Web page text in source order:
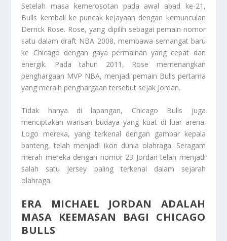
Setelah masa kemerosotan pada awal abad ke-21,
Bulls kembali ke puncak kejayaan dengan kemunculan
Derrick Rose. Rose, yang dipilih sebagai pemain nomor
satu dalam draft NBA 2008, membawa semangat baru
ke Chicago dengan gaya permainan yang cepat dan
energik. Pada tahun 2011, Rose memenangkan
penghargaan MVP NBA, menjadi pemain Bulls pertama
yang meraih penghargaan tersebut sejak Jordan.
Tidak hanya di lapangan, Chicago Bulls juga
menciptakan warisan budaya yang kuat di luar arena.
Logo mereka, yang terkenal dengan gambar kepala
banteng, telah menjadi ikon dunia olahraga. Seragam
merah mereka dengan nomor 23 Jordan telah menjadi
salah satu jersey paling terkenal dalam sejarah
olahraga.
ERA MICHAEL JORDAN ADALAH
MASA KEEMASAN BAGI CHICAGO
BULLS